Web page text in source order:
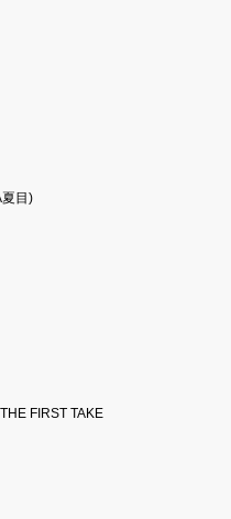
夏目)
FIRST TAKE